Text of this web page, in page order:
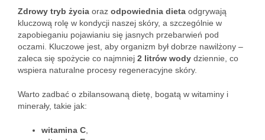
Zdrowy tryb życia oraz odpowiednia dieta odgrywają
kluczową rolę w kondycji naszej skóry, a szczególnie w
zapobieganiu pojawianiu się jasnych przebarwień pod
oczami. Kluczowe jest, aby organizm był dobrze nawilżony –
zaleca się spożycie co najmniej 2 litrów wody dziennie, co
wspiera naturalne procesy regeneracyjne skóry.
Warto zadbać o zbilansowaną dietę, bogatą w witaminy i
minerały, takie jak:
witamina C